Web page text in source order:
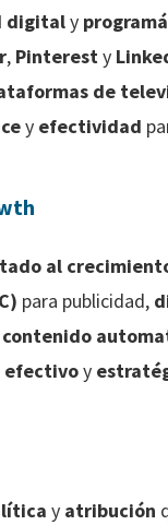
digitaly
, Pinteresty
de
y efectividad
al
para publicidad,
contenido
efectivoy
y atribución